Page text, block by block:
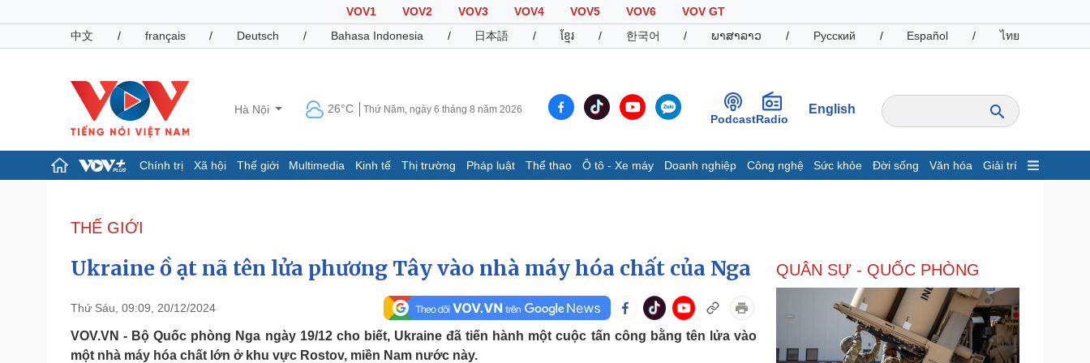
VOV1 VOV2 VOV3 VOV4 VOV5 VOV6
VOV GT
中文
/ français / Deutsch / Bahasa Indonesia / 日本語 / ខ្មែរ / 한국어 / ພາສາລາວ / Русский / Español / ไทย
Hà Nội 26°C Thứ Năm, ngày 6 tháng 8 năm 2026
PodcastRadio
English
Chính trị Xã hội Thế giới Multimedia Kinh tế Thị trường Pháp luật Thể thao Ô tô - Xe máy Doanh nghiệp Công nghệ Sức khỏe Đời sống Văn hóa Giải trí
Đảng
Tổ chức nhân sự
Nhận diện sự thật
Dấu ấn VOV
Infographic
Chứng khoán
Giá cà phê
Pháp luật
Vụ án
Quân sự - Quốc phòng
Vũ khí
Thể thao
Bóng đá
Ô tô - Xe máy
Doanh nghiệp
Thông tin doanh nghiệp
Công nghệ
Sành điệu
THẾ GIỚI
Ukraine ồ ạt nã tên lửa phương Tây vào nhà máy hóa chất của Nga
Thứ Sáu, 09:09, 20/12/2024
VOV.VN - Bộ Quốc phòng Nga ngày 19/12 cho biết, Ukraine đã tiến hành một cuộc tấn công bằng tên lửa vào
một nhà máy hóa chất lớn ở khu vực Rostov, miền Nam nước này.
QUÂN SỰ - QUỐC PHÒNG